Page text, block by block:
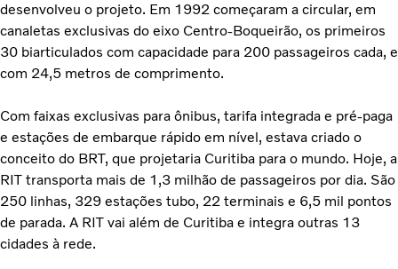
desenvolveu o projeto. Em 1992 começaram a circular, em
canaletas exclusivas do eixo Centro-Boqueirão, os primeiros
30 biarticulados com capacidade para 200 passageiros cada, e
com 24,5 metros de comprimento.
Com faixas exclusivas para ônibus, tarifa integrada e pré-paga
e estações de embarque rápido em nível, estava criado o
conceito do BRT, que projetaria Curitiba para o mundo. Hoje, a
RIT transporta mais de 1,3 milhão de passageiros por dia. São
250 linhas, 329 estações tubo, 22 terminais e 6,5 mil pontos
de parada. A RIT vai além de Curitiba e integra outras 13
cidades à rede.